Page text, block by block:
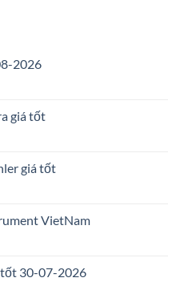
2026
giá tốt
giá tốt
VietNam
30-07-2026